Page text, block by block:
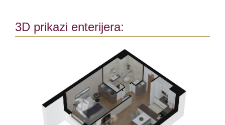
3D prikazi enterijera: